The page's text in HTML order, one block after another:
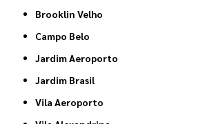
Brooklin Velho
Campo Belo
Jardim Aeroporto
Jardim Brasil
Vila Aeroporto